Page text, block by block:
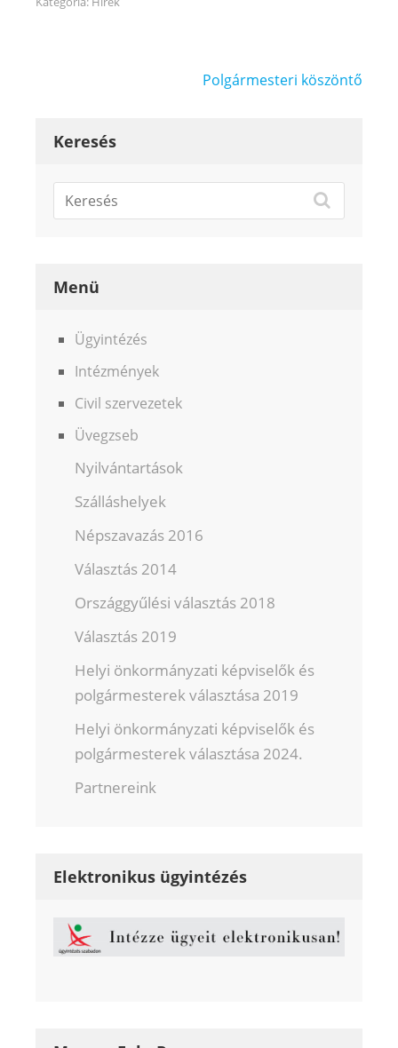
Polgármesteri köszöntő
Keresés
Menü
Ügyintézés
Intézmények
Civil szervezetek
Üvegzseb
Nyilvántartások
Szálláshelyek
Népszavazás 2016
Választás 2014
Országgyűlési választás 2018
Választás 2019
Helyi önkormányzati képviselők és
polgármesterek választása 2019
Helyi önkormányzati képviselők és
polgármesterek választása 2024.
Partnereink
Elektronikus ügyintézés